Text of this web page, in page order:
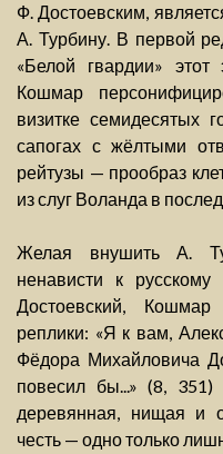
Ф. Достоевским,
А. Турбину. В первой
«Белой гвардии» этот
Кошмар
визитке семидесятых
сапогах с жёлтыми
рейтузы — прообраз
из слуг Воланда в
Желая внушить А.
ненависти к
Достоевский, Кошмар
реплики: «Я к вам,
Фёдора Михайловича
повесил бы...» (8,
деревянная, нищая и
честь — одно только